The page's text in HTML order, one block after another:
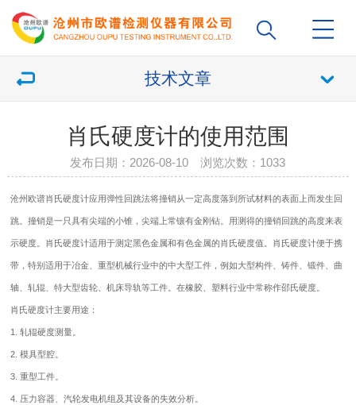
技术文章
肖氏硬度计的使用范围
发布日期：2026-08-10 浏览次数： 1033
沧州欧谱肖氏硬度计应用弹性回跳法将撞销从一定高度落到所试材料的表面上而发生回
跳。撞销是一只具有尖端的小锥，尖端上常镶有金刚钻。用测得的撞销回跳的高度来表
示硬度。 肖氏硬度计适用于测定黑色金属和有色金属的肖氏硬度值。肖氏硬度计便于携
带，特别适用于冶金、重型机械行业中的中大型工件，例如大型构件、铸件、锻件、曲
轴、轧辊、特大型齿轮、机床导轨等工件。在橡胶、塑料行业中常称作邵氏硬度。
肖氏硬度计主要用途：
1. 轧辊硬度测量。
2. 模具型腔。
3. 重型工件。
4. 压力容器、汽轮发电机组及其设备的失效分析。